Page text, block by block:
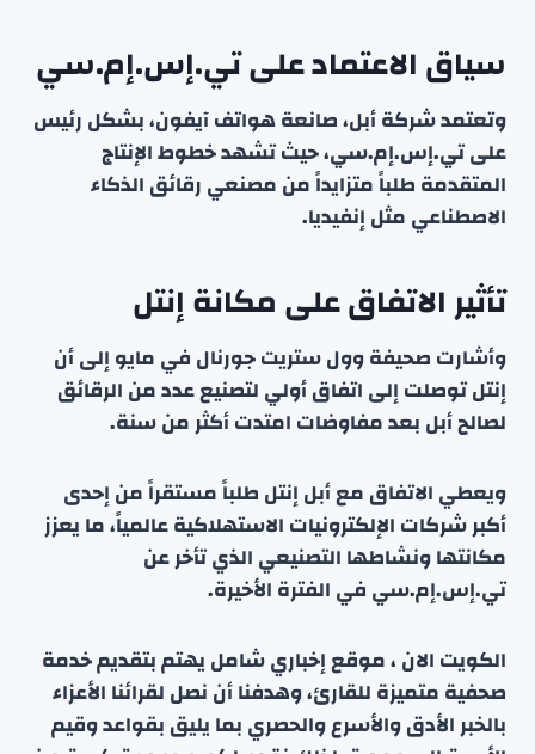
سياق الاعتماد على تي.إس.إم.سي
وتعتمد شركة أبل، صانعة هواتف آيفون، بشكل رئيس
على تي.إس.إم.سي، حيث تشهد خطوط الإنتاج
المتقدمة طلباً متزايداً من مصنعي رقائق الذكاء
الاصطناعي مثل إنفيديا.
تأثير الاتفاق على مكانة إنتل
وأشارت صحيفة وول ستريت جورنال في مايو إلى أن
إنتل توصلت إلى اتفاق أولي لتصنيع عدد من الرقائق
لصالح أبل بعد مفاوضات امتدت أكثر من سنة.
ويعطي الاتفاق مع أبل إنتل طلباً مستقراً من إحدى
أكبر شركات الإلكترونيات الاستهلاكية عالمياً، ما يعزز
مكانتها ونشاطها التصنيعي الذي تأخر عن
تي.إس.إم.سي في الفترة الأخيرة.
الكويت الان ، موقع إخباري شامل يهتم بتقديم خدمة
صحفية متميزة للقارئ، وهدفنا أن نصل لقرائنا الأعزاء
بالخبر الأدق والأسرع والحصري بما يليق بقواعد وقيم